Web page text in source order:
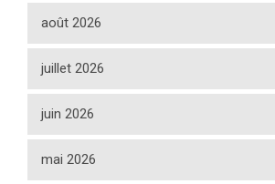
août 2026
juillet 2026
juin 2026
mai 2026